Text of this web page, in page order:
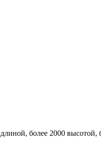
более 2000 высотой,